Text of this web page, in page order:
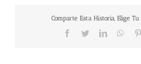
Comparte Esta Historia, Elige Tu
Facebook
TwitterLinkedIn